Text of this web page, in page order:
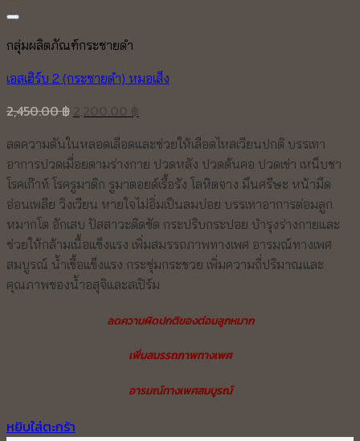
กลุ่มผลิตภัณฑ์กระชายดำ
เอสเฮิร์บ 2 (กระชายดำ) หมอเส็ง
2,450.00฿
was:
2,450.00 ฿.
is:
2,200.00 ฿.
ลดความดันในหลอดเลือดและช่วยให้เลือดไหลเวียนปกติ บรรเทา
อาการปวดเมื่อยตามร่างกาย ปวดหลัง ปวดต้นคอ ปวดเข่า เหน็บชา
โรคเก๊าท์ โรครูมาติก รูมาตอยด์เรื้อรัง โลหิตจาง มึนศรีษะ หน้ามืด
อ่อนเพลีย วิงเวียน หายใจไม่อิ่มเป็นลมบ่อย บรรเทาอาการต่อมลูก
หมากโต อักเสบ ปัสสาวะติดขัด กระปริบกระปอย บำรุงร่างกายและ
ช่วยให้กล้ามเนื้อแข็งแรง เพิ่มสมรรถภาพทางเพศ อารมณ์ทางเพศ
สมบูรณ์ น้ำเชื้อแข็งแรง กระชุ่มกระชวย เพิ่มความถี่ปริมาณและ
คุณภาพของน้ำอสุจิและสเปิร์ม
ลดความผิดปกติของต่อมลูกหมาก
เพิ่มสมรรถภาพทางเพศ
อารมณ์ทางเพศสมบูรณ์
หยิบใส่ตะกร้า